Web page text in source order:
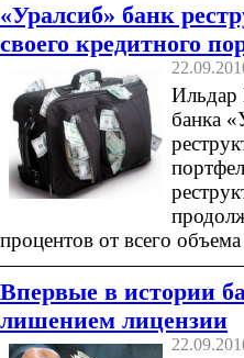
«Уралсиб» банк
своего кредитного
Ильдар
банка
процентов от всего
Впервые в истории
лишением лицензии